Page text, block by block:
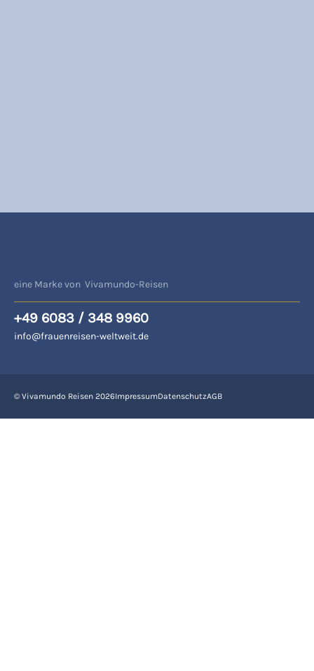
eine Marke von Vivamundo-Reisen
+49 6083 / 348 9960
info@frauenreisen-weltweit.de
© Vivamundo Reisen 2026ImpressumDatenschutzAGB